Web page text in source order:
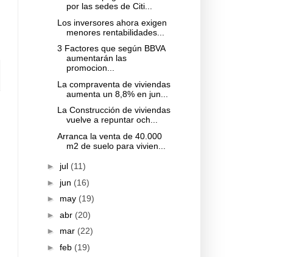
por las sedes de Citi...
Los inversores ahora exigen
menores rentabilidades...
3 Factores que según BBVA
aumentarán las
promocion...
La compraventa de viviendas
aumenta un 8,8% en jun...
La Construcción de viviendas
vuelve a repuntar och...
Arranca la venta de 40.000
m2 de suelo para vivien...
► jul (11)
► jun (16)
► may (19)
► abr (20)
► mar (22)
► feb (19)